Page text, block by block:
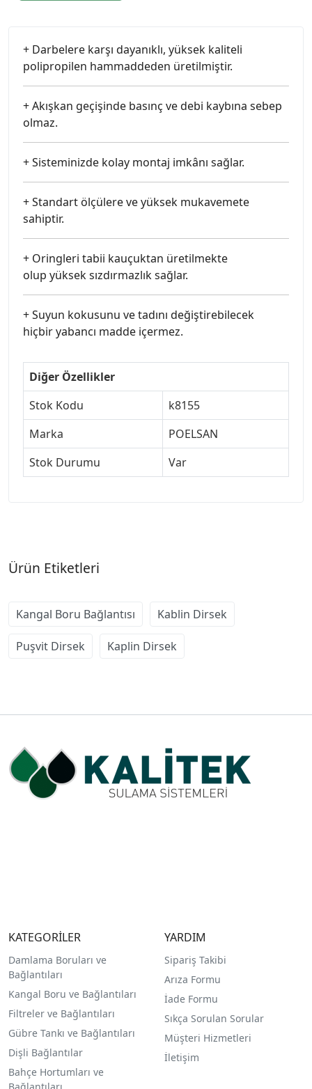
+ Darbelere karşı dayanıklı, yüksek kaliteli
polipropilen hammaddeden üretilmiştir.
+ Akışkan geçişinde basınç ve debi kaybına sebep
olmaz.
+ Sisteminizde kolay montaj imkânı sağlar.
+ Standart ölçülere ve yüksek mukavemete
sahiptir.
+ Oringleri tabii kauçuktan üretilmekte
olup yüksek sızdırmazlık sağlar.
+ Suyun kokusunu ve tadını değiştirebilecek
hiçbir yabancı madde içermez.
Diğer Özellikler
Stok Kodu
k8155
Marka
POELSAN
Stok Durumu
Var
Ürün Etiketleri
Kangal Boru Bağlantısı Kablin Dirsek
Puşvit Dirsek Kaplin Dirsek
KATEGORİLER
Damlama Boruları ve
Bağlantıları
Kangal Boru ve Bağlantıları
Filtreler ve Bağlantıları
Gübre Tankı ve Bağlantıları
Dişli Bağlantılar
Bahçe Hortumları ve
Bağlantıları
YARDIM
Sipariş Takibi
Arıza Formu
İade Formu
Sıkça Sorulan Sorular
Müşteri Hizmetleri
İletişim